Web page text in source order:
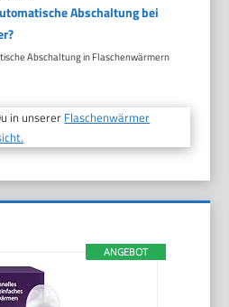
Abschaltung bei
Abschaltung in Flaschenwärmern
in unserer Flaschenwärmer
ANGEBOT